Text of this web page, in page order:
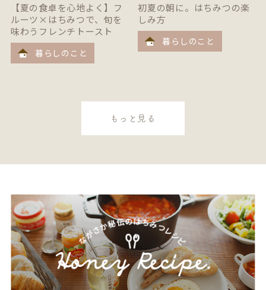
【夏の食卓を心地よく】フ
ルーツ×はちみつで、旬を
味わうフレンチトースト
暮らしのこと
初夏の朝に。はちみつの楽
しみ方
暮らしのこと
もっと見る